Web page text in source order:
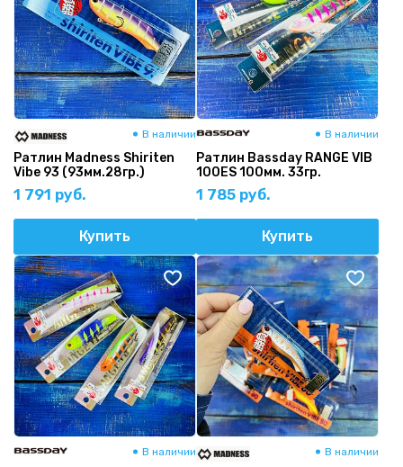
В наличии
Ратлин Madness Shiriten
Vibe 93 (93мм.28гр.)
1 791 руб.
Купить
В наличии
Ратлин Bassday RANGE VIB
100ES 100мм. 33гр.
1 785 руб.
Купить
В наличии В наличии